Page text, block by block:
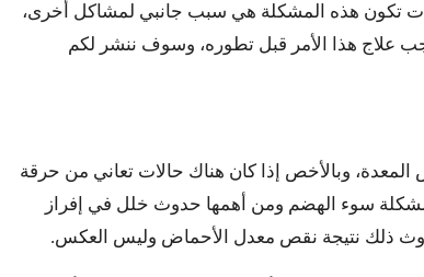
تكون هذه المشكلة هي سبب جانبي لمشاكل أخرى،
علاج هذا الأمر قبل تطوره، وسوف ننشر لكم
وبالأخص إذا كان هناك حالات تعاني من حرقة
مشكلة سوء الهضم ومن أهمها حدوث خلل في إفراز
ذلك نتيجة نقص معدل الأحماض وليس العكس.